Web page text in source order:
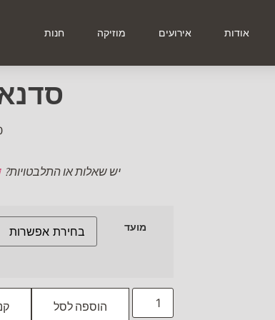
אודות אירועים מוזיקה חנות
יש שאלות או התלבטויות?
מועד
הוספה לסל